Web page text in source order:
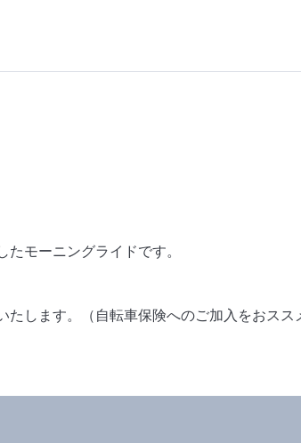
モーニングライドです。
します。（自転車保険へのご加入をおスス